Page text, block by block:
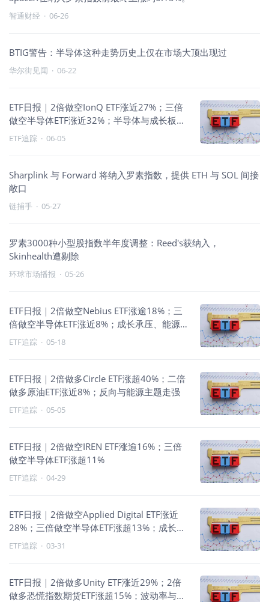
智通财经 · 06-26
BTIG警告：半导体这种走势历史上仅在市场大顶出现过
华尔街见闻 · 06-22
ETF日报｜2倍做空IonQ ETF涨近27%；三倍
做空半导体ETF涨近32%；半导体与成长板块
重挫
ETF追踪 · 06-05
Sharplink 与 Forward 将纳入罗素指数，提供 ETH 与 SOL 间接
敞口
链捕手 · 05-27
罗素3000种小型股指数半年度调整：Reed's获纳入，
Skinhealth遭剔除
环球市场播报 · 05-26
ETF日报｜2倍做空Nebius ETF涨逾18%；三
倍做空半导体ETF涨近8%；成长承压、能源
走强
ETF追踪 · 05-18
ETF日报｜2倍做多Circle ETF涨超40%；二倍
做多原油ETF涨近8%；反向与能源主题走强
ETF追踪 · 05-05
ETF日报｜2倍做空IREN ETF涨逾16%；三倍
做空半导体ETF涨超11%
ETF追踪 · 04-29
ETF日报｜2倍做空Applied Digital ETF涨近
28%；三倍做空半导体ETF涨超13%；成长承
压、反向与商品走强
ETF追踪 · 03-31
ETF日报｜2倍做多Unity ETF涨近29%；2倍
做多恐慌指数期货ETF涨超15%；波动率与贵